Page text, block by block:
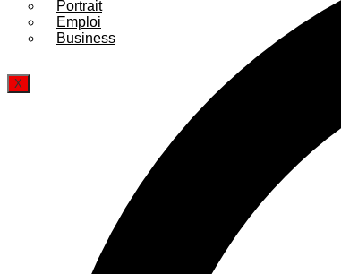
Portrait
Emploi
Business
X